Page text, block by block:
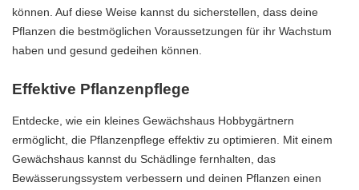
können. Auf diese Weise kannst du sicherstellen, dass deine
Pflanzen die bestmöglichen Voraussetzungen für ihr Wachstum
haben und gesund gedeihen können.
Effektive Pflanzenpflege
Entdecke, wie ein kleines Gewächshaus Hobbygärtnern
ermöglicht, die Pflanzenpflege effektiv zu optimieren. Mit einem
Gewächshaus kannst du Schädlinge fernhalten, das
Bewässerungssystem verbessern und deinen Pflanzen einen